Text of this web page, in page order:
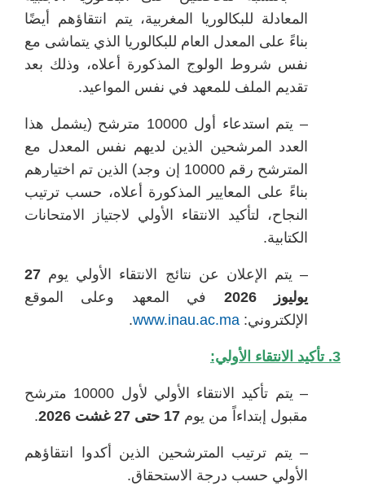
المعادلة للبكالوريا المغربية، يتم انتقاؤهم أيضًا
بناءً على المعدل العام للبكالوريا الذي يتماشى مع
نفس شروط الولوج المذكورة أعلاه، وذلك بعد
تقديم الملف للمعهد في نفس المواعيد.
– يتم استدعاء أول 10000 مترشح (يشمل هذا
العدد المرشحين الذين لديهم نفس المعدل مع
المترشح رقم 10000 إن وجد) الذين تم اختيارهم
بناءً على المعايير المذكورة أعلاه، حسب ترتيب
النجاح، لتأكيد الانتقاء الأولي لاجتياز الامتحانات
الكتابية.
– يتم الإعلان عن نتائج الانتقاء الأولي يوم 27
يوليوز 2026
في المعهد وعلى الموقع
الإلكتروني: www.inau.ac.ma
.
3. تأكيد الانتقاء الأولي:
– يتم تأكيد الانتقاء الأولي لأول 10000 مترشح
مقبول إبتداءاً من يوم
.
– يتم ترتيب المترشحين الذين أكدوا انتقاؤهم
الأولي حسب درجة الاستحقاق.